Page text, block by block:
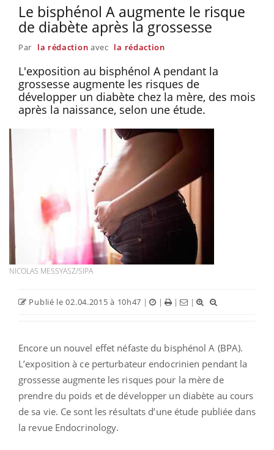
Le bisphénol A augmente le risque
de diabète après la grossesse
Par la rédaction avec la rédaction
L'exposition au bisphénol A pendant la
grossesse augmente les risques de
développer un diabète chez la mère, des mois
après la naissance, selon une étude.
NICOLAS MESSYASZ/SIPA
Publié le 02.04.2015 à 10h47 | | | |
Encore un nouvel effet néfaste du bisphénol A (BPA).
L’exposition à ce perturbateur endocrinien pendant la
grossesse augmente les risques pour la mère de
prendre du poids et de développer un diabète au cours
de sa vie. Ce sont les résultats d’une étude publiée dans
la revue Endocrinology.